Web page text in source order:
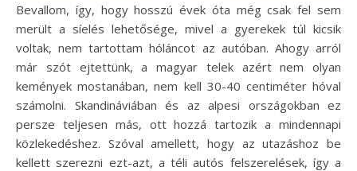
Bevallom, így, hogy hosszú évek óta még csak fel sem
merült a síelés lehetősége, mivel a gyerekek túl kicsik
voltak, nem tartottam hóláncot az autóban. Ahogy arról
már szót ejtettünk, a magyar telek azért nem olyan
kemények mostanában, nem kell 30-40 centiméter hóval
számolni. Skandináviában és az alpesi országokban ez
persze teljesen más, ott hozzá tartozik a mindennapi
közlekedéshez. Szóval amellett, hogy az utazáshoz be
kellett szerezni ezt-azt, a téli autós felszerelések, így a